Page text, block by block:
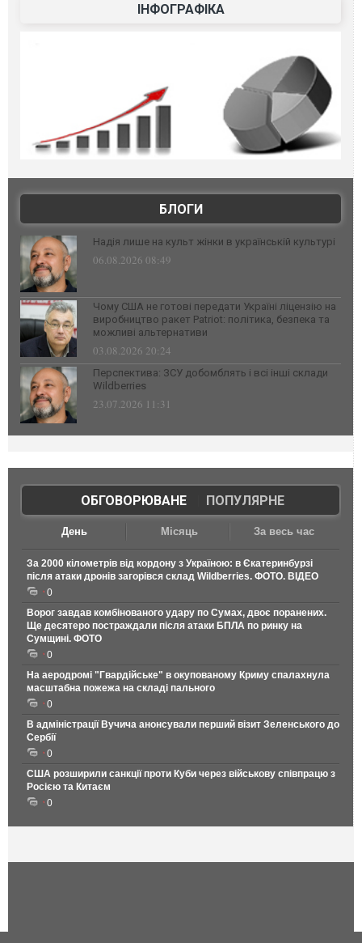
ІНФОГРАФІКА
БЛОГИ
Надія лише на культ жінки в українській культурі
06.08.2026 08:49
Чому США не готові передати Україні ліцензію на
виробництво ракет Patriot: політика, безпека та
можливі альтернативи
03.08.2026 20:24
Перспектива: ЗСУ добомблять і всі інші склади
Wildberries
23.07.2026 11:31
ОБГОВОРЮВАНЕ| ПОПУЛЯРНЕ
День Місяць За весь час
За 2000 кілометрів від кордону з Україною: в Єкатеринбурзі
після атаки дронів загорівся склад Wildberries. ФОТО. ВІДЕО
0
Ворог завдав комбінованого удару по Сумах, двоє поранених.
Ще десятеро постраждали після атаки БПЛА по ринку на
Сумщині. ФОТО
0
На аеродромі "Гвардійське" в окупованому Криму спалахнула
масштабна пожежа на складі пального
0
В адміністрації Вучича анонсували перший візит Зеленського до
Сербії
0
США розширили санкції проти Куби через військову співпрацю з
Росією та Китаєм
0